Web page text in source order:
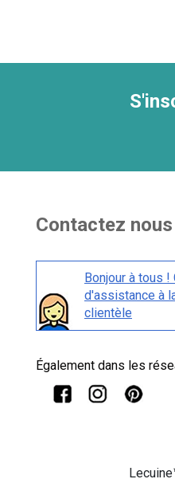
Contactez nous
Bonjour à tous !
d'assistance à
clientèle
Également dans les